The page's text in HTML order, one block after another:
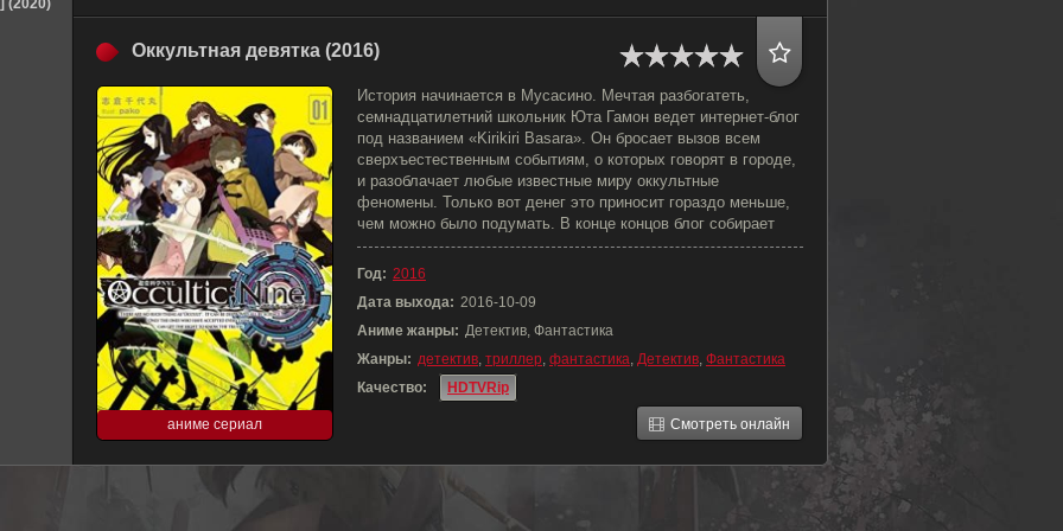
Оккультная девятка (2016)
аниме сериал
История начинается в Мусасино. Мечтая разбогатеть,
семнадцатилетний школьник Юта Гамон ведет интернет-блог
под названием «Kirikiri Basara». Он бросает вызов всем
сверхъестественным событиям, о которых говорят в городе,
и разоблачает любые известные миру оккультные
феномены. Только вот денег это приносит гораздо меньше,
чем можно было подумать. В конце концов блог собирает
Год: 2016
Дата выхода: 2016-10-09
Аниме жанры: Детектив, Фантастика
Жанры: детектив, триллер, фантастика, Детектив, Фантастика
Качество:
HDTVRip
Смотреть онлайн